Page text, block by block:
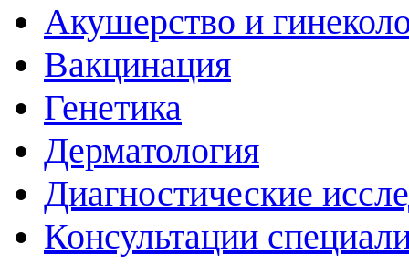
Акушерство и
Вакцинация
Генетика
Дерматология
Диагностические
Консультации